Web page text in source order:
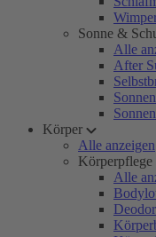
Sonne &
Alle
After
Körper
Alle anzeigen
Körperpflege
Alle